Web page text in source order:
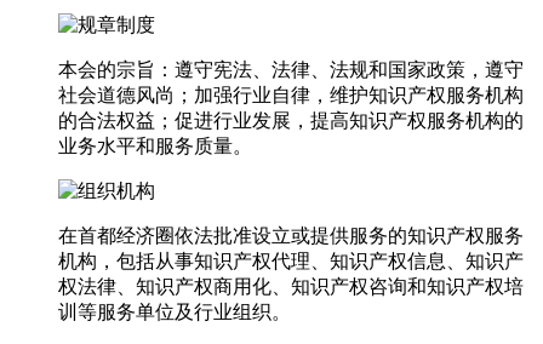
本会的宗旨：遵守宪法、法律、法规和国家政策，遵守
社会道德风尚；加强行业自律，维护知识产权服务机构
的合法权益；促进行业发展，提高知识产权服务机构的
业务水平和服务质量。
在首都经济圈依法批准设立或提供服务的知识产权服务
机构，包括从事知识产权代理、知识产权信息、知识产
权法律、知识产权商用化、知识产权咨询和知识产权培
训等服务单位及行业组织。